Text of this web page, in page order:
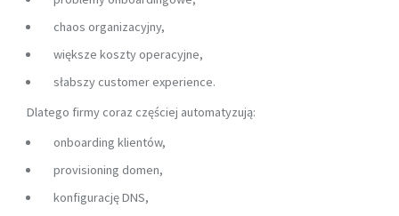
chaos organizacyjny,
większe koszty operacyjne,
słabszy customer experience.
Dlatego firmy coraz częściej automatyzują:
onboarding klientów,
provisioning domen,
konfigurację DNS,